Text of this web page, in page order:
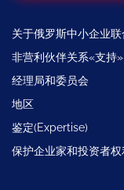
关于俄罗斯中小企业联
非营利伙伴关系«支持
经理局和委员会
地区
鉴定(Expertise)
保护企业家和投资者权